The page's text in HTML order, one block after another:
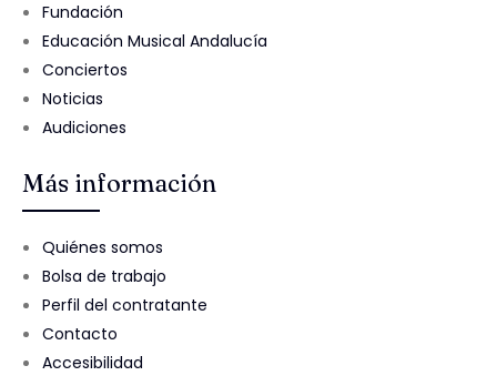
Fundación
Educación Musical Andalucía
Conciertos
Noticias
Audiciones
Más información
Quiénes somos
Bolsa de trabajo
Perfil del contratante
Contacto
Accesibilidad